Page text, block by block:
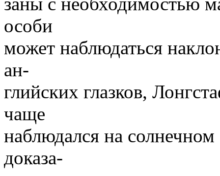
особи
может наблюдаться
ан-
глийских глазков,
чаще
наблюдался на
доказа-